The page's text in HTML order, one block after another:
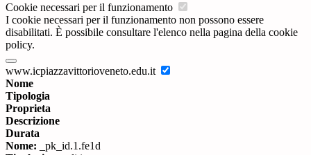
Cookie necessari per il funzionamento
I cookie necessari per il funzionamento non possono essere
disabilitati. È possibile consultare l'elenco nella pagina della cookie
policy.
www.icpiazzavittorioveneto.edu.it
Nome
Tipologia
Proprieta
Descrizione
Durata
Nome: _pk_id.1.fe1d